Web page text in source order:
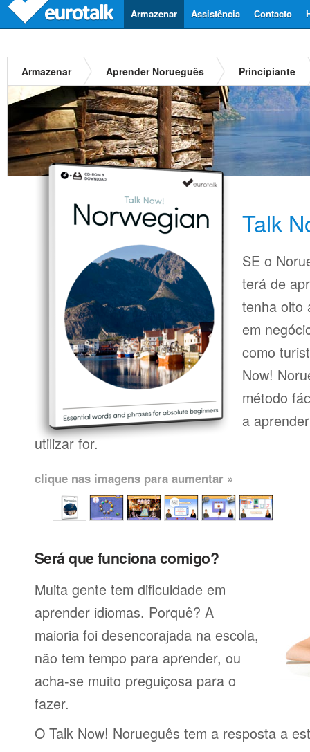
Contacto
Assistência
Armazenar
Armazenar Aprender Norueguês Principiante
Talk
SE o
terá de
tenha oito
em
como
Now!
método
a
utilizar for.
clique nas imagens para aumentar »
Será que funciona comigo?
Muita gente tem dificuldade em
aprender idiomas. Porquê? A
maioria foi desencorajada na escola,
não tem tempo para aprender, ou
acha-se muito preguiçosa para o
fazer.
O Talk Now! Norueguês tem a resposta a